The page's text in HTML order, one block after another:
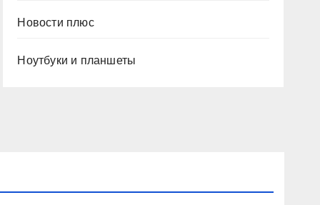
Новости плюс
Ноутбуки и планшеты